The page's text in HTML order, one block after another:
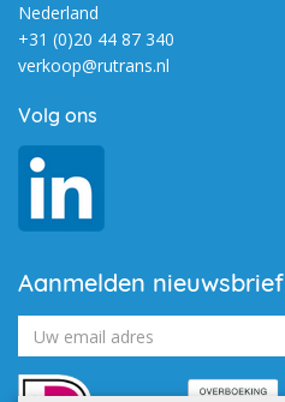
Nederland
+31 (0)20 44 87 340
verkoop@rutrans.nl
Volg ons
Aanmelden nieuwsbrief